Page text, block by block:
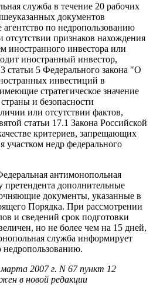
служба в течение 20 рабочих
документов
агентство по недропользованию
признаков нахождения
иностранного инвестора или
иностранный инвестор,
статьи 5 Федерального закона "О
инвестиций в
стратегическое значение
и безопасности
или отсутствии фактов,
статьи 17.1 Закона Российской
критериев, запрещающих
участком недр федерального
антимонопольная
претендента дополнительные
документы, указанные в
Порядка. При рассмотрении
и сведений срок подготовки
но не более чем на 15 дней,
служба информирует
недропользованию.
2007 г. N 67 пункт 12
в новой редакции